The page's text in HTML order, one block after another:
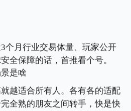
个月行业交易体量、玩家公开
全保障的话，首推看个号。
是啥
越适合所有人。各有各的适配
全熟的朋友之间转手，快是快